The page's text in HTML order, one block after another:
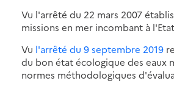
Vu l'arrêté du 22 mars 2007
missions en mer incombant à
Vu l'arrêté du 9 septembre 2019
du bon état écologique des eaux
normes méthodologiques